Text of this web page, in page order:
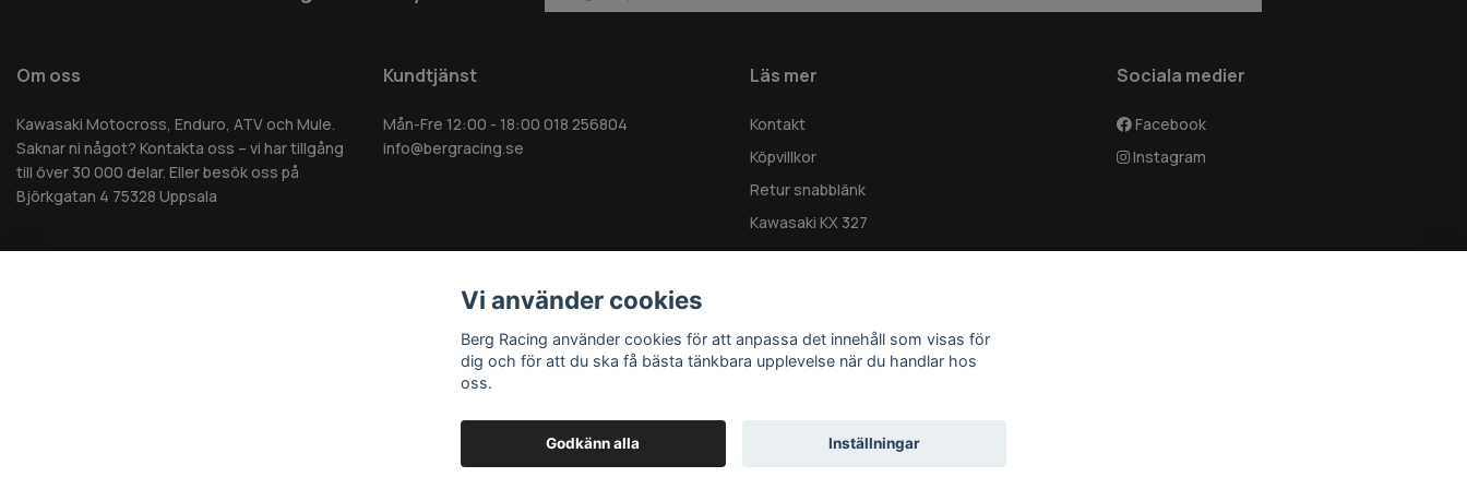
Om oss
Kawasaki Motocross, Enduro, ATV och Mule.
Saknar ni något? Kontakta oss – vi har tillgång
till över 30 000 delar. Eller besök oss på
Björkgatan 4 75328 Uppsala
Kundtjänst
Mån-Fre 12:00 - 18:00 018 256804
info@bergracing.se
Läs mer
Kontakt
Köpvillkor
Retur snabblänk
Kawasaki KX 327
Sociala medier
Facebook
Instagram
Vi använder cookies
Berg Racing använder cookies för att anpassa det innehåll som visas för
dig och för att du ska få bästa tänkbara upplevelse när du handlar hos
oss.
Godkänn alla Inställningar